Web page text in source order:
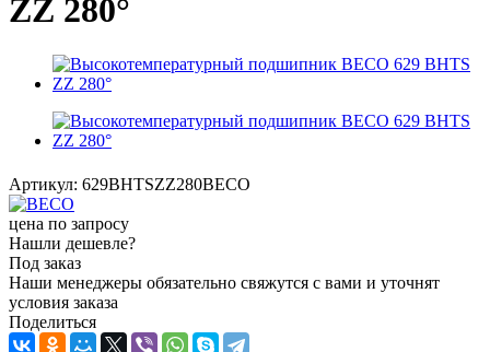
ZZ 280°
Артикул: 629BHTSZZ280BECO
цена по запросу
Нашли дешевле?
Под заказ
Наши менеджеры обязательно свяжутся с вами и уточнят
условия заказа
Поделиться